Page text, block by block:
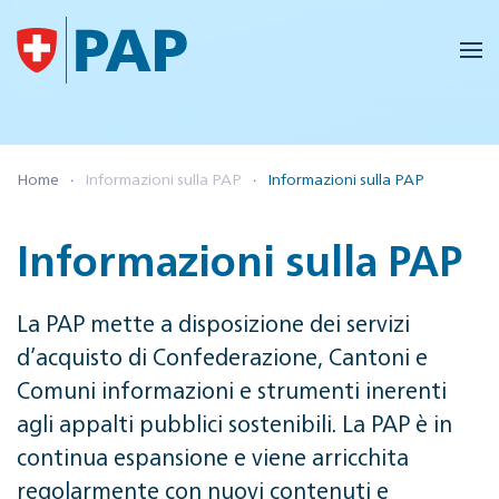
Skip to main content
Home Informazioni sulla PAP Informazioni sulla PAP
Informazioni sulla PAP
La PAP mette a disposizione dei servizi
d’acquisto di Confederazione, Cantoni e
Comuni informazioni e strumenti inerenti
agli appalti pubblici sostenibili. La PAP è in
continua espansione e viene arricchita
regolarmente con nuovi contenuti e